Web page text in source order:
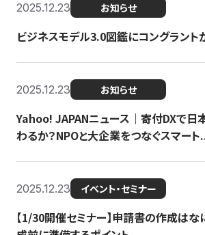
2025.12.23 お知らせ
ビジネスモデル3.0図鑑にコングラント
2025.12.23 お知らせ
Yahoo! JAPANニュース｜寄付DXで日
わるか？NPOと大企業をつなぐスマート
2025.12.23 イベント・セミナー
【1/30開催セミナー】申請書の作成はな